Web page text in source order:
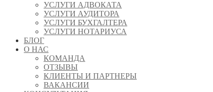
УСЛУГИ АДВОКАТА
УСЛУГИ АУДИТОРА
УСЛУГИ БУХГАЛТЕРА
УСЛУГИ НОТАРИУСА
БЛОГ
О НАС
КОМАНДА
ОТЗЫВЫ
КЛИЕНТЫ И ПАРТНЕРЫ
ВАКАНСИИ